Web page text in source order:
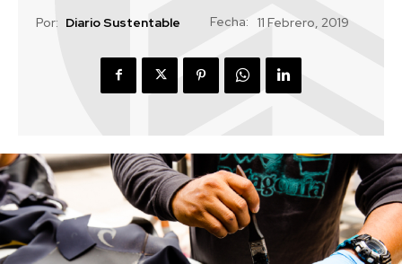
Por: Diario Sustentable Fecha: 11 Febrero, 2019